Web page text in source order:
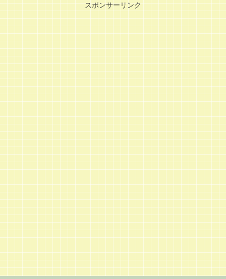
スポンサーリンク